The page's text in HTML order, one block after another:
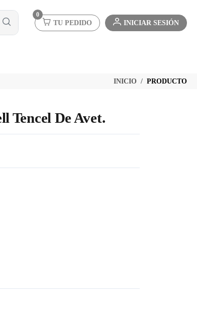
0
TU PEDIDO INICIAR SESIÓN
INICIO PRODUCTO
Tencel De Avet.